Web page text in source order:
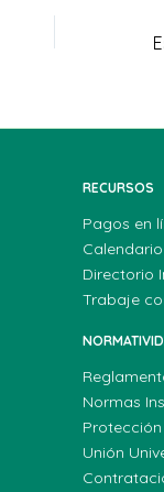
RECURSOS
Pagos en
Directorio
Trabaje
Normas
Unión